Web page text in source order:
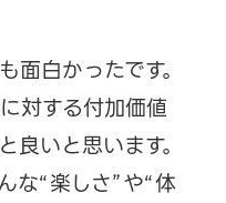
面白かったです。
対する付加価値
良いと思います。
な“楽しさ”や“体